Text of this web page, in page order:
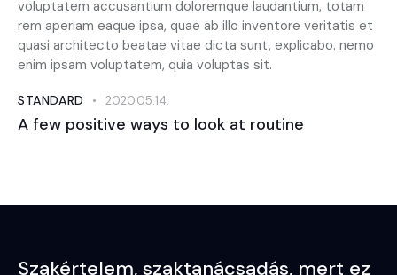
voluptatem accusantium doloremque laudantium, totam
rem aperiam eaque ipsa, quae ab illo inventore veritatis et
quasi architecto beatae vitae dicta sunt, explicabo. nemo
enim ipsam voluptatem, quia voluptas sit.
STANDARD 2020.05.14.
A few positive ways to look at routine
Szakértelem, szaktanácsadás, mert ez